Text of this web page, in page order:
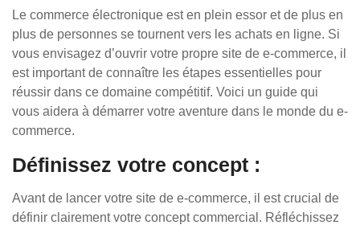
Le commerce électronique est en plein essor et de plus en
plus de personnes se tournent vers les achats en ligne. Si
vous envisagez d’ouvrir votre propre site de e-commerce, il
est important de connaître les étapes essentielles pour
réussir dans ce domaine compétitif. Voici un guide qui
vous aidera à démarrer votre aventure dans le monde du e-
commerce.
Définissez votre concept :
Avant de lancer votre site de e-commerce, il est crucial de
définir clairement votre concept commercial. Réfléchissez